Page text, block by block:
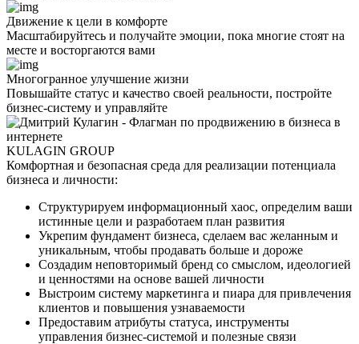
Движение к цели в комфорте
Масштабируйтесь и получайте эмоции, пока многие стоят на
месте и восторгаются вами
Многогранное улучшение жизни
Повышайте статус и качество своей реальности, постройте
бизнес-систему и управляйте
KULAGIN GROUP
Комфортная и безопасная среда для реализации потенциала
бизнеса и личности:
Структурируем информационный хаос, определим ваши
истинные цели и разработаем план развития
Укрепим фундамент бизнеса, сделаем вас желанным и
уникальным, чтобы продавать больше и дороже
Создадим неповторимый бренд со смыслом, идеологией
и ценностями на основе вашей личности
Выстроим систему маркетинга и пиара для привлечения
клиентов и повышения узнаваемости
Предоставим атрибуты статуса, инструменты
управления бизнес-системой и полезные связи